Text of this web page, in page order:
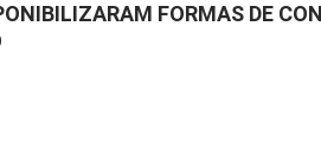
FORMAS DE